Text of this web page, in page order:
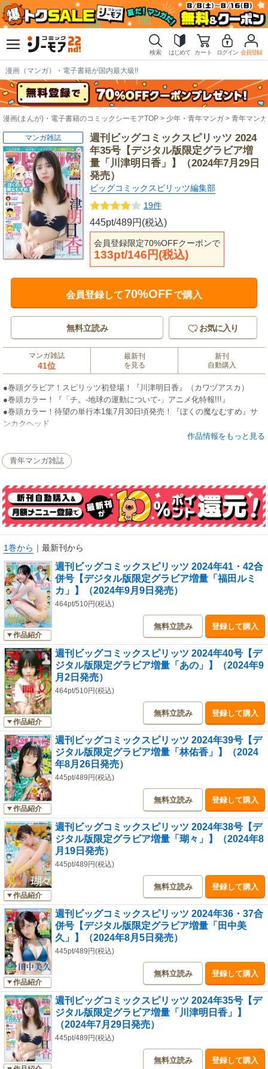
検索 はじめて カート ログイン 会員登録
漫画（マンガ）・電子書籍が国内最大級!!
漫画(まんが)・電子書籍のコミックシーモアTOP 少年・青年マンガ 青年マン
週刊ビッグコミックスピリッツ 2024
年35号【デジタル版限定グラビア増
量「川津明日香」】（2024年7月29日
発売）
ビッグコミックスピリッツ編集部
19件
445pt/489円(税込)
会員登録限定70%OFFクーポンで
133pt/146円(税込)
マンガ雑誌
会員登録して70%OFFで購入
無料立読み お気に入り
マンガ雑誌
41位
最新刊
を見る
新刊
自動購入
●巻頭グラビア！スピリッツ初登場！『川津明日香』（カワヅアスカ）
●巻頭カラー！『「チ。-地球の運動について-」アニメ化特報!!!』
●巻頭カラー！待望の単行本1集7月30日頃発売！『ぼくの魔なむすめ』サ
ンカクヘッド
●『国宝』吉田修一＋三国史明
●巻中カラー！既刊1・2集大増刷！『路傍のフジイ』鍋倉夫
●『煙色のまほろば』後藤うどん
●『土竜の唄』高橋のぼる
●巻中カラー！あの『伝染るんです。』の面々が再び！『「かわうそセブ
ン」発売記念記事＆吉田戦車氏描きおろし４コマ！』
●やわスピ出張掲載『異世界失格』野田宏＋若松卓宏
●巻中カラー！単行本最新14集発売中！『くーねるまるた ぬーぼ』高尾じ
んぐ
●『植物病理学は明日の君を願う』竹良実
●『俺のリスク』鳥トマト＋イシイ渡
●再掲載第２話『七夕の国』岩明均
●『気まぐれコンセプト』ホイチョイ・プロ
＊「週刊スピリッツ」デジタル版には、紙版の付録、特典等は含まれませ
ん。また、紙版と一部内容が異なる場合があります。ご了承ください。
作品情報をもっと見る
青年マンガ雑誌
1巻から ｜ 最新刊から
作品紹介
週刊ビッグコミックスピリッツ 2024年41・42合
併号【デジタル版限定グラビア増量「福田ルミ
カ」】（2024年9月9日発売）
464pt/510円(税込)
無料立読み 登録して購入
作品紹介
週刊ビッグコミックスピリッツ 2024年40号【デ
ジタル版限定グラビア増量「あの」】（2024年9
月2日発売）
464pt/510円(税込)
無料立読み 登録して購入
作品紹介
週刊ビッグコミックスピリッツ 2024年39号【デ
ジタル版限定グラビア増量「林佑香」】（2024
年8月26日発売）
445pt/489円(税込)
無料立読み 登録して購入
作品紹介
週刊ビッグコミックスピリッツ 2024年38号【デ
ジタル版限定グラビア増量「瑚々」】（2024年8
月19日発売）
445pt/489円(税込)
無料立読み 登録して購入
作品紹介
週刊ビッグコミックスピリッツ 2024年36・37合
併号【デジタル版限定グラビア増量「田中美
久」】（2024年8月5日発売）
445pt/489円(税込)
無料立読み 登録して購入
週刊ビッグコミックスピリッツ 2024年35号【デ
ジタル版限定グラビア増量「川津明日香」】
（2024年7月29日発売）
445pt/489円(税込)
無料立読み 登録して購入